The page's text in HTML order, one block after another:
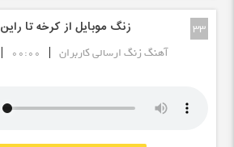
33 زنگ موبایل از کرخه تا راین ٣ محرم
آهنگ زنگ ارسالی کاربران |
00:00
|